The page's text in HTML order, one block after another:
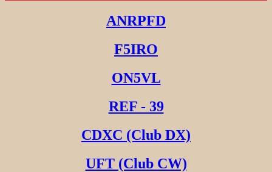
ANRPFD
F5IRO
ON5VL
REF - 39
CDXC (Club DX)
UFT (Club CW)